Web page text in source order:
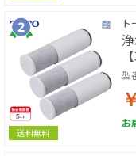
送料無料
ト
型
お